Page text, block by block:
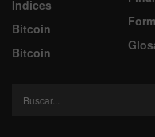
Indices
Bitcoin
Bitcoin